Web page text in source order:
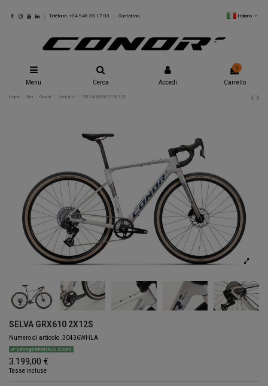
Teléfono: +34 948 33 17 03 Contattaci Italiano
Menu Cerca Accedi
0
Carrello
Home Bici Gravel Vedi tutti SELVA GRX610 2X12S
SELVA GRX610 2X12S
Numero di articolo .30436WHLA
Entrega MONTAJE 2 DIAS
3.199,00 €
Tasse incluse